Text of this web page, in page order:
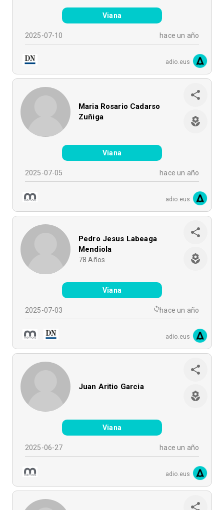
Viana
2025-07-10 hace un año
adio.eus
Maria Rosario Cadarso
Zuñiga
Viana
2025-07-05 hace un año
adio.eus
Pedro Jesus Labeaga
Mendiola
78 Años
Viana
2025-07-03 hace un año
adio.eus
Juan Aritio Garcia
Viana
2025-06-27 hace un año
adio.eus